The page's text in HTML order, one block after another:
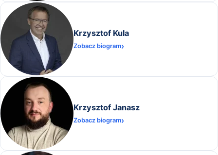
Krzysztof Kula
Zobacz biogram
Krzysztof Janasz
Zobacz biogram